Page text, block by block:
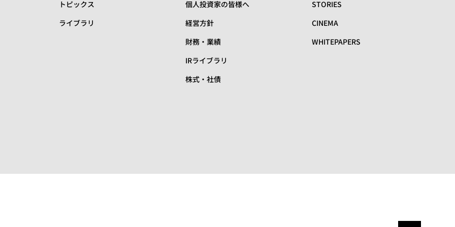
トピックス
ライブラリ
個人投資家の皆様へ
経営方針
財務・業績
IRライブラリ
株式・社債
STORIES
CINEMA
WHITEPAPERS